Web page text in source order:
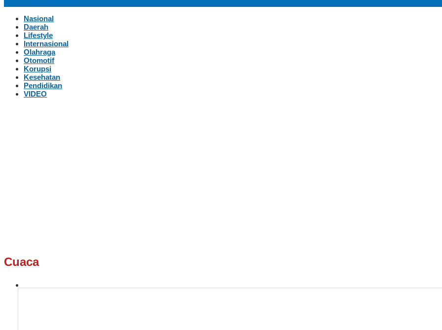
Nasional
Daerah
Lifestyle
Internasional
Olahraga
Otomotif
Korupsi
Kesehatan
Pendidikan
VIDEO
Cuaca